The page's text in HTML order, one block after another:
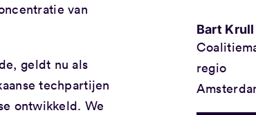
van
geldt nu als
techpartijen
ontwikkeld. We
Bart Krull
regio